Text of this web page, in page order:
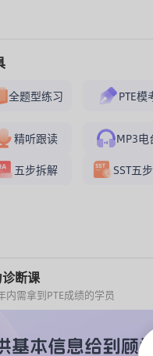
全题型练习 PTE模
精听跟读 MP3电
五步拆解
SST五
断课
内需拿到PTE成绩的学员